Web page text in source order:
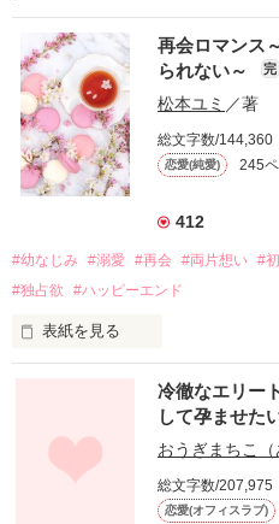
再会ロマンス
られない～
完
松本ユミ ／著
総文字数/144,360
恋愛(純愛) 245
412
#幼なじみ #溺愛 #再会 #両片想い #
#独占欲
#ハッピーエンド
表紙を見る
幼なじみの哲平に淡い恋心を抱
しかし、ある出来事をきっかけ
関係修復もできないまま、美桜
引っ越すことになり、哲平とも
冷徹なエリー
して孕ませた
おうぎまちこ（
総文字数/207,975
恋愛(オフィスラブ)